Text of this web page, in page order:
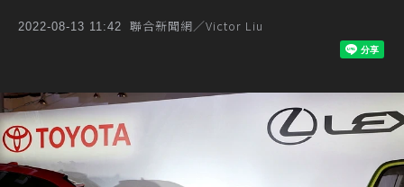
2022-08-13 11:42 聯合新聞網／Victor Liu